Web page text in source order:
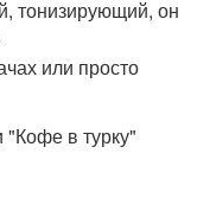
тонизирующий, он
или просто
в турку"